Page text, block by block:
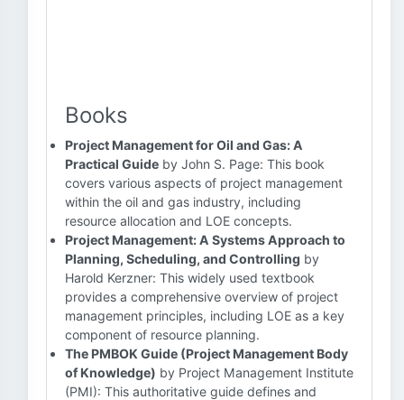
Books
Project Management for Oil and Gas: A
Practical Guide by John S. Page: This book
covers various aspects of project management
within the oil and gas industry, including
resource allocation and LOE concepts.
Project Management: A Systems Approach to
Planning, Scheduling, and Controlling by
Harold Kerzner: This widely used textbook
provides a comprehensive overview of project
management principles, including LOE as a key
component of resource planning.
The PMBOK Guide (Project Management Body
of Knowledge) by Project Management Institute
(PMI): This authoritative guide defines and